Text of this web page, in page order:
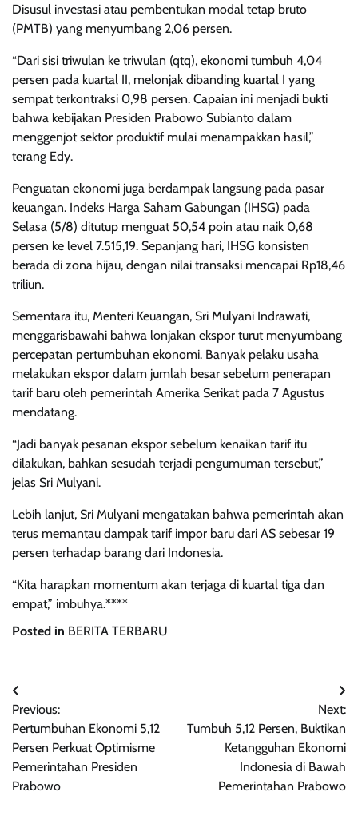
Disusul investasi atau pembentukan modal tetap bruto
(PMTB) yang menyumbang 2,06 persen.
“Dari sisi triwulan ke triwulan (qtq), ekonomi tumbuh 4,04
persen pada kuartal II, melonjak dibanding kuartal I yang
sempat terkontraksi 0,98 persen. Capaian ini menjadi bukti
bahwa kebijakan Presiden Prabowo Subianto dalam
menggenjot sektor produktif mulai menampakkan hasil,”
terang Edy.
Penguatan ekonomi juga berdampak langsung pada pasar
keuangan. Indeks Harga Saham Gabungan (IHSG) pada
Selasa (5/8) ditutup menguat 50,54 poin atau naik 0,68
persen ke level 7.515,19. Sepanjang hari, IHSG konsisten
berada di zona hijau, dengan nilai transaksi mencapai Rp18,46
triliun.
Sementara itu, Menteri Keuangan, Sri Mulyani Indrawati,
menggarisbawahi bahwa lonjakan ekspor turut menyumbang
percepatan pertumbuhan ekonomi. Banyak pelaku usaha
melakukan ekspor dalam jumlah besar sebelum penerapan
tarif baru oleh pemerintah Amerika Serikat pada 7 Agustus
mendatang.
“Jadi banyak pesanan ekspor sebelum kenaikan tarif itu
dilakukan, bahkan sesudah terjadi pengumuman tersebut,”
jelas Sri Mulyani.
Lebih lanjut, Sri Mulyani mengatakan bahwa pemerintah akan
terus memantau dampak tarif impor baru dari AS sebesar 19
persen terhadap barang dari Indonesia.
“Kita harapkan momentum akan terjaga di kuartal tiga dan
empat,” imbuhya.****
Posted in BERITA TERBARU
Navigasi
pos
Previous:
Pertumbuhan Ekonomi 5,12
Persen Perkuat Optimisme
Pemerintahan Presiden
Prabowo
Next:
Tumbuh 5,12 Persen, Buktikan
Ketangguhan Ekonomi
Indonesia di Bawah
Pemerintahan Prabowo